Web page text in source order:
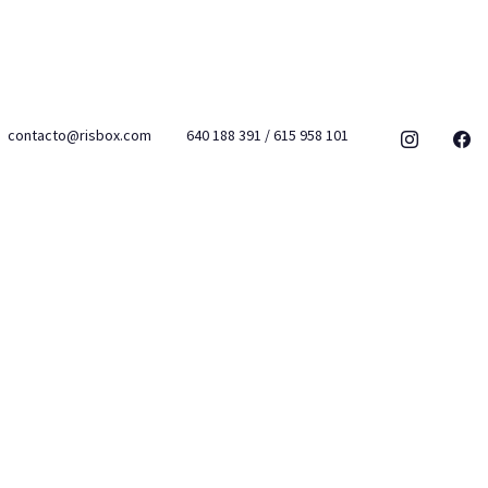
contacto@risbox.com 640 188 391 / 615 958 101